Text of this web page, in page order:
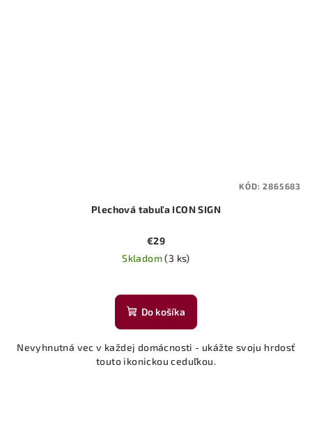
Plechová tabuľa ICON SIGN
€29
Skladom(3 ks)
hodnotenie
produktu
z
5
Do košíka
Nevyhnutná vec v každej domácnosti - ukážte svoju hrdosť
touto ikonickou ceduľkou.
KÓD:2865683